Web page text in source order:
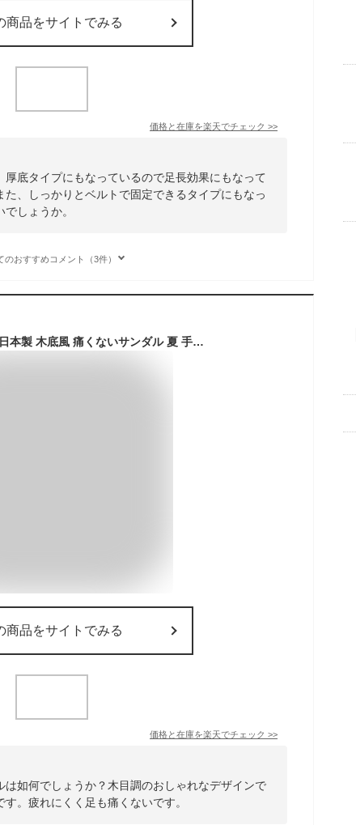
商品をサイトでみる
価格と在庫を楽天でチェック >>
底タイプにもなっているので足長効果にもなって
、しっかりとベルトで固定できるタイプにもなっ
しょうか。
のおすすめコメント（3件）
サンダル レディース 日本製 木底風 痛くないサンダル 夏 手染めベルト やわらかソール 歩きやすい 素足 厚底 疲れない靴 大きいサイズ ウッド調 アンクルストラップ マーレマーレ S/M/L/LL ▼4/15 18時～販売開始 2025SSver.【当店限定別注デザイン】
商品をサイトでみる
価格と在庫を楽天でチェック >>
如何でしょうか？木目調のおしゃれなデザインで
。疲れにくく足も痛くないです。